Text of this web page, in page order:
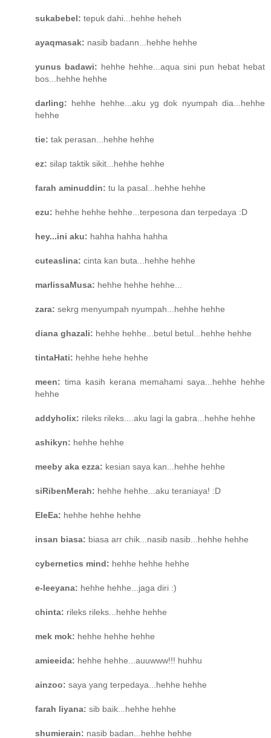
sukabebel: tepuk dahi...hehhe heheh
ayaqmasak: nasib badann...hehhe hehhe
yunus badawi: hehhe hehhe...aqua sini pun hebat hebat
bos...hehhe hehhe
darling: hehhe hehhe...aku yg dok nyumpah dia...hehhe
hehhe
tie: tak perasan...hehhe hehhe
ez: silap taktik sikit...hehhe hehhe
farah aminuddin: tu la pasal...hehhe hehhe
ezu: hehhe hehhe hehhe...terpesona dan terpedaya :D
hey...ini aku: hahha hahha hahha
cuteaslina: cinta kan buta...hehhe hehhe
marlissaMusa: hehhe hehhe hehhe...
zara: sekrg menyumpah nyumpah...hehhe hehhe
diana ghazali: hehhe hehhe...betul betul...hehhe hehhe
tintaHati: hehhe hehe hehhe
meen: tima kasih kerana memahami saya...hehhe hehhe
hehhe
addyholix: rileks rileks....aku lagi la gabra...hehhe hehhe
ashikyn: hehhe hehhe
meeby aka ezza: kesian saya kan...hehhe hehhe
siRibenMerah: hehhe hehhe...aku teraniaya! :D
EleEa: hehhe hehhe hehhe
insan biasa: biasa arr chik...nasib nasib...hehhe hehhe
cybernetics mind: hehhe hehhe hehhe
e-leeyana: hehhe hehhe...jaga diri :)
chinta: rileks rileks...hehhe hehhe
mek mok: hehhe hehhe hehhe
amieeida: hehhe hehhe...auuwww!!! huhhu
ainzoo: saya yang terpedaya...hehhe hehhe
farah liyana: sib baik...hehhe hehhe
shumierain: nasib badan...hehhe hehhe